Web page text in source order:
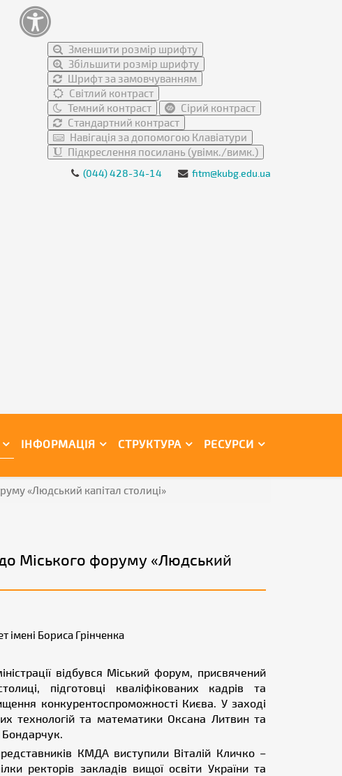
Зменшити розмір шрифту
Збільшити розмір шрифту
Шрифт за замовчуванням
Світлий контраст
Темний контраст
Сірий контраст
Стандартний контраст
Навігація за допомогою Клавіатури
Підкреслення посилань (увімк./вимк.)
(044) 428-34-14 fitm@kubg.edu.ua
ІНФОРМАЦІЯ СТРУКТУРА РЕСУРСИ
«Людський капітал столиці»
Міського форуму «Людський
імені Бориса Грінченка
відбувся Міський форум, присвячений
підготовці кваліфікованих кадрів та
конкурентоспроможності Києва. У заході
технологій та математики Оксана Литвин та
КМДА виступили Віталій Кличко –
ректорів закладів вищої освіти України та